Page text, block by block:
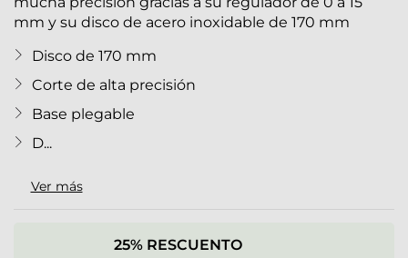
mm y su disco de acero inoxidable de 170 mm
Disco de 170 mm
Corte de alta precisión
Base plegable
D...
Ver más
25% RESCUENTO